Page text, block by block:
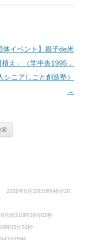
体イベント】親子de米
え」（学半舎1995，
シニアしごと創造塾）
→
2026年8月10日8時48分20
8月9日10時39分02秒
時03分32秒